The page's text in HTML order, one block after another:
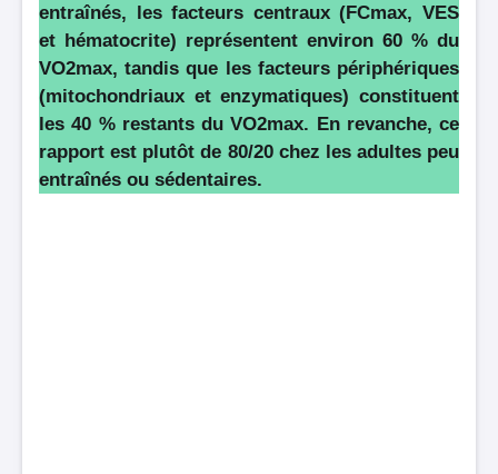
entraînés, les facteurs centraux (FCmax, VES
et hématocrite) représentent environ 60 % du
VO2max, tandis que les facteurs périphériques
(mitochondriaux et enzymatiques) constituent
les 40 % restants du VO2max. En revanche, ce
rapport est plutôt de 80/20 chez les adultes peu
entraînés ou sédentaires.